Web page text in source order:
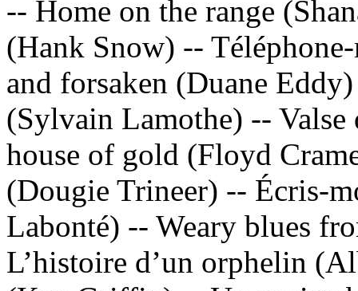
-- Home on the range
(Hank Snow) --
and forsaken (Duane
(Sylvain Lamothe) --
house of gold (Floyd
(Dougie Trineer) -- Écris-
Labonté) -- Weary blues
L’histoire d’un orphelin